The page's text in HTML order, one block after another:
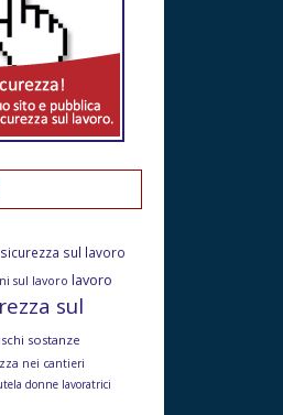
sul lavoro
sul lavoro lavoro
sul
sostanze
nei cantieri
donne lavoratrici